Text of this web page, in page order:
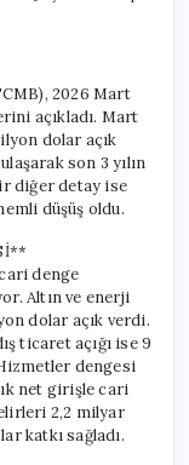
Raporu**
için
2026 Mart
açıkladı. Mart
dolar açık
son 3 yılın
diğer detay ise
düşüş oldu.
denge
Altın ve enerji
dolar açık verdi.
ticaret açığı ise 9
dengesi
net girişle cari
2,2 milyar
katkı sağladı.